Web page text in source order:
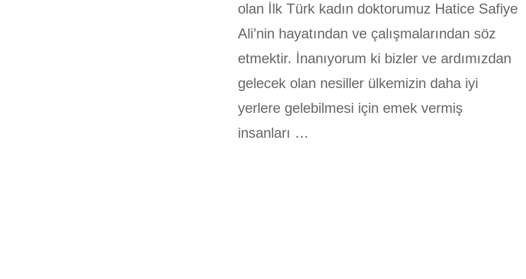
olan İlk Türk kadın doktorumuz Hatice Safiye
Ali’nin hayatından ve çalışmalarından söz
etmektir. İnanıyorum ki bizler ve ardımızdan
gelecek olan nesiller ülkemizin daha iyi
yerlere gelebilmesi için emek vermiş
insanları …